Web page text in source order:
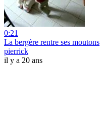
0:21
La bergère rentre ses moutons
pierrick
il y a 20 ans